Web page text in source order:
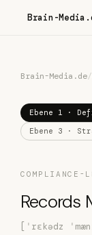
Brain-
Brain-Media.de/
Ebene 1 ·
Ebene 3 ·
COMPLIANCE-
Records
[ˈrɛkədz